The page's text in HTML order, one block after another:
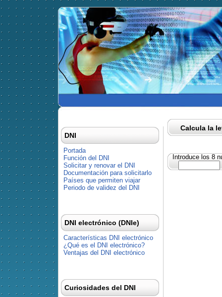
Calcula la
Introduce los 8
DNI
Portada
Función del DNI
Solicitar y renovar el DNI
Documentación para solicitarlo
Países que permiten viajar
Periodo de validez del DNI
DNI electrónico (DNIe)
Características DNI electrónico
¿Qué es el DNI electrónico?
Ventajas del DNI electrónico
Curiosidades del DNI